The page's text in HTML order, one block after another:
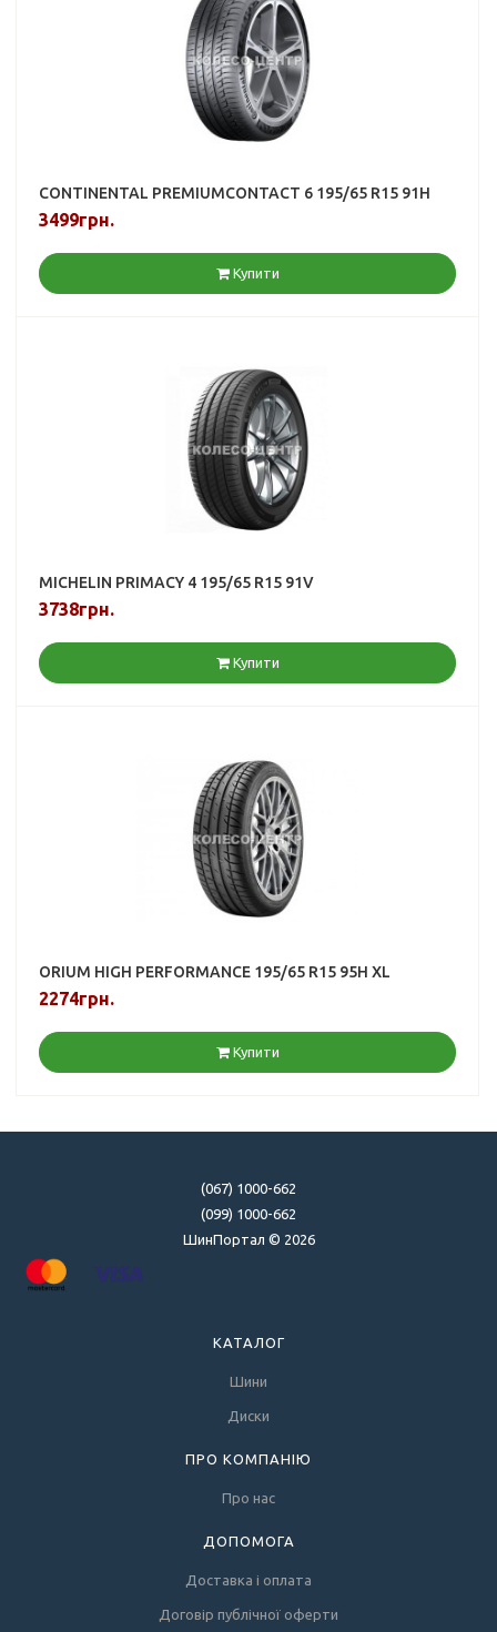
CONTINENTAL PREMIUMCONTACT 6 195/65 R15 91H
3499грн.
Купити
MICHELIN PRIMACY 4 195/65 R15 91V
3738грн.
Купити
ORIUM HIGH PERFORMANCE 195/65 R15 95H XL
2274грн.
Купити
(067) 1000-662
(099) 1000-662
ШинПортал © 2026
КАТАЛОГ
Шини
Диски
ПРО КОМПАНІЮ
Про нас
ДОПОМОГА
Доставка і оплата
Договір публічної оферти